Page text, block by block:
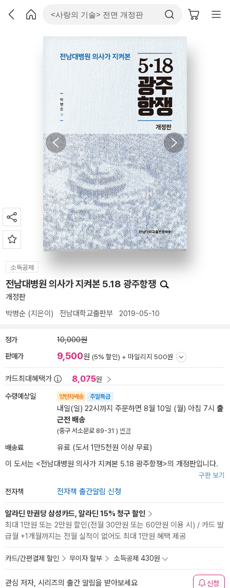
소득공제
전남대병원 의사가 지켜본 5.18 광주항쟁
개정판
박병순 (지은이) 전남대학교출판부 2019-05-10
정가 10,000원
판매가 9,500원 (5% 할인) + 마일리지 500원
카드최대혜택가 8,075원
수령예상일 양탄자배송 주말특급
내일(일) 22시까지 주문하면 8월 10일 (월) 아침 7시 출
근전 배송
(중구 서소문로 89-31 ) 변경
배송료
유료 (도서 1만5천원 이상 무료)
이 도서는 <전남대병원 의사가 지켜본 5.18 광주항쟁>의 개정판입니다.
구판 보기
전자책 전자책 출간알림 신청
알라딘 만권당 삼성카드, 알라딘 15% 청구 할인
최대 1만원 또는 2만원 할인(전월 30만원 또는 60만원 이용 시) / 카드 발
급월 +1개월까지는 전월 실적이 없어도 최대 1만원 혜택 제공
카드/간편결제 할인 무이자 할부 소득공제 430원
관심 저자, 시리즈의 출간 알림을 받아보세요 신청